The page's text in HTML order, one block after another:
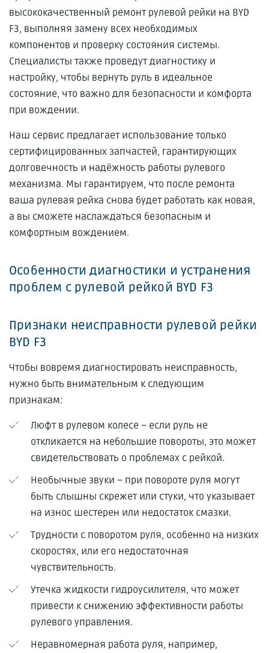
высококачественный ремонт рулевой рейки на BYD
F3, выполняя замену всех необходимых
компонентов и проверку состояния системы.
Специалисты также проведут диагностику и
настройку, чтобы вернуть руль в идеальное
состояние, что важно для безопасности и комфорта
при вождении.
Наш сервис предлагает использование только
сертифицированных запчастей, гарантирующих
долговечность и надёжность работы рулевого
механизма. Мы гарантируем, что после ремонта
ваша рулевая рейка снова будет работать как новая,
а вы сможете наслаждаться безопасным и
комфортным вождением.
Особенности диагностики и устранения
проблем с рулевой рейкой BYD F3
Признаки неисправности рулевой рейки
BYD F3
Чтобы вовремя диагностировать неисправность,
нужно быть внимательным к следующим
признакам:
Люфт в рулевом колесе – если руль не
откликается на небольшие повороты, это может
свидетельствовать о проблемах с рейкой.
Необычные звуки – при повороте руля могут
быть слышны скрежет или стуки, что указывает
на износ шестерен или недостаток смазки.
Трудности с поворотом руля, особенно на низких
скоростях, или его недостаточная
чувствительность.
Утечка жидкости гидроусилителя, что может
привести к снижению эффективности работы
рулевого управления.
Неравномерная работа руля, например,